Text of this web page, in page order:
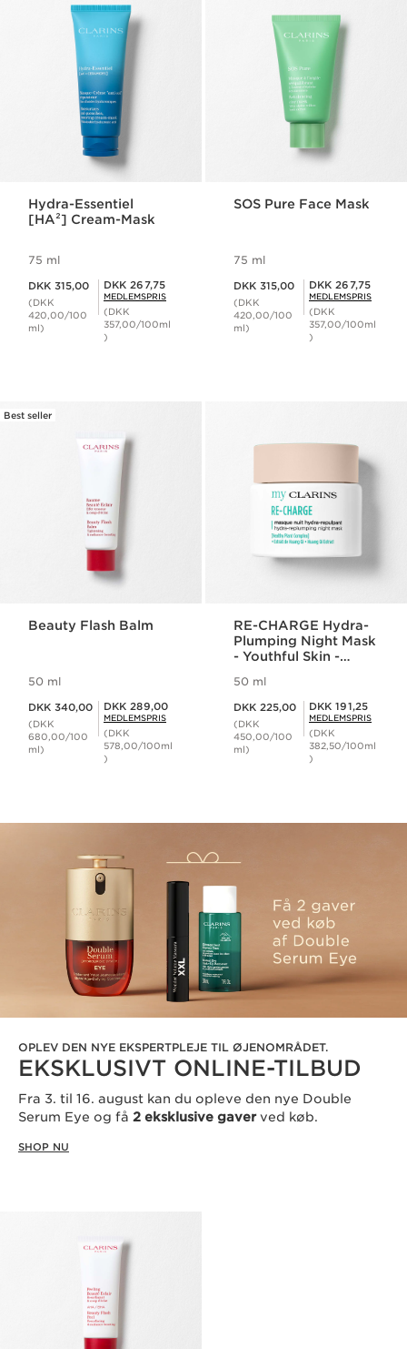
Hydra-Essentiel
[HA²] Cream-Mask
75 ml
DKK 315,00
(DKK
420,00/100
ml)
Medlemspris DKK 267,75
DKK 267,75
MEDLEMSPRIS
(DKK
357,00/100ml
)
SOS Pure Face Mask
75 ml
DKK 315,00
(DKK
420,00/100
ml)
Medlemspris DKK 267,75
DKK 267,75
MEDLEMSPRIS
(DKK
357,00/100ml
)
Best seller
Beauty Flash Balm
50 ml
DKK 340,00
(DKK
680,00/100
ml)
Medlemspris DKK 289,00
DKK 289,00
MEDLEMSPRIS
(DKK
578,00/100ml
)
RE-CHARGE Hydra-
Plumping Night Mask
- Youthful Skin -
50 ml
DKK 225,00
(DKK
450,00/100
ml)
Medlemspris DKK 191,25
DKK 191,25
MEDLEMSPRIS
(DKK
382,50/100ml
)
OPLEV DEN NYE EKSPERTPLEJE TIL ØJENOMRÅDET.
EKSKLUSIVT ONLINE-TILBUD
Fra 3. til 16. august kan du opleve den nye Double
Serum Eye og få 2 eksklusive gaverved køb.
SHOP NU